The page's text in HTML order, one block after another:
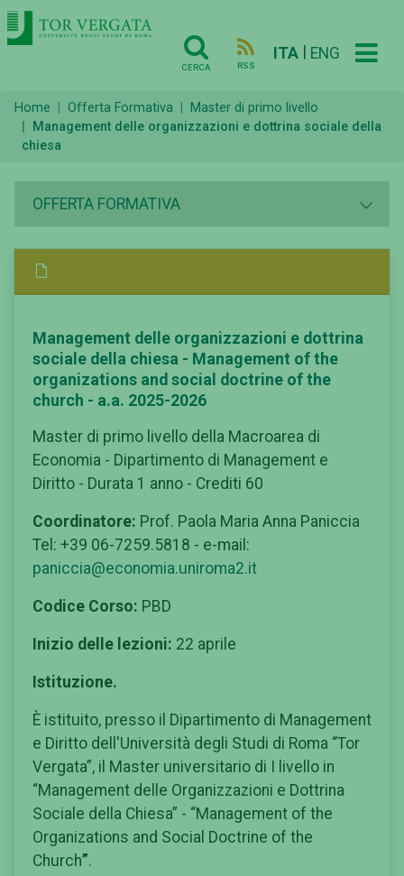
CERCA RSS
ITA ENG
Home Offerta Formativa
Master di primo livello
Management delle organizzazioni e dottrina sociale della
chiesa
OFFERTA FORMATIVA
Management delle organizzazioni e dottrina
sociale della chiesa - Management of the
organizations and social doctrine of the
church - a.a. 2025-2026
Master di primo livello della Macroarea di
Economia - Dipartimento di Management e
Diritto - Durata 1 anno - Crediti 60
Coordinatore: Prof. Paola Maria Anna Paniccia
Tel: +39 06-7259.5818 - e-mail:
paniccia@economia.uniroma2.it
Codice Corso: PBD
Inizio delle lezioni: 22 aprile
Istituzione.
È istituito, presso il Dipartimento di Management
e Diritto dell'Università degli Studi di Roma “Tor
Vergata”, il Master universitario di I livello in
“Management delle Organizzazioni e Dottrina
Sociale della Chiesa” - “Management of the
Organizations and Social Doctrine of the
Church”.